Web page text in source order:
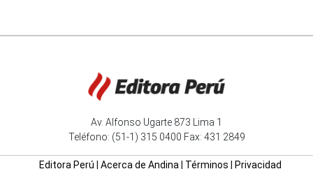
Av. Alfonso Ugarte 873 Lima 1
Teléfono: (51-1) 315 0400 Fax: 431 2849
Editora Perú Acerca de Andina| Términos Privacidad